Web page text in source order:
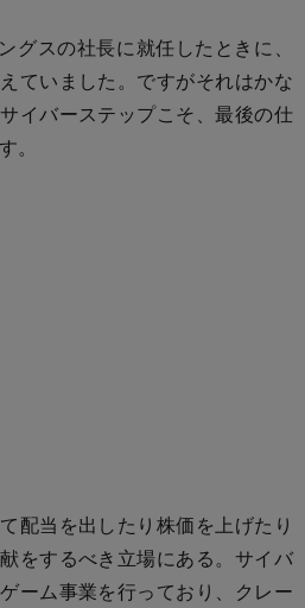
スの社長に就任したときに、
ていました。ですがそれはかな
イバーステップこそ、最後の仕
。
配当を出したり株価を上げたり
をするべき立場にある。サイバ
ーム事業を行っており、クレー